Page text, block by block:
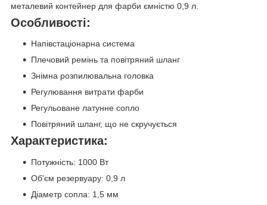
металевий контейнер для фарби ємністю 0,9 л.
Особливості:
Напівстаціонарна система
Плечовий ремінь та повітряний шланг
Знімна розпилювальна головка
Регулювання витрати фарби
Регульоване латунне сопло
Повітряний шланг, що не скручується
Характеристика:
Потужність: 1000 Вт
Об'єм резервуару: 0,9 л
Діаметр сопла: 1,5 мм